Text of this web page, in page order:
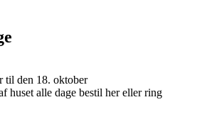
til den 18. oktober
huset alle dage bestil her eller ring